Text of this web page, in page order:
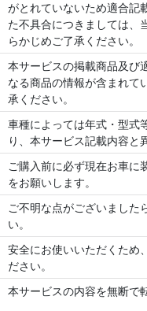
がとれていないため適合記
た不具合につきましては、
らかじめご了承ください。
本サービスの掲載商品及び
なる商品の情報が含まれて
承ください。
車種によっては年式・型式
り、本サービス記載内容と
ご購入前に必ず現在お車に
をお願いします。
ご不明な点がございました
い。
安全にお使いいただくため
ださい。
本サービスの内容を無断で